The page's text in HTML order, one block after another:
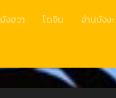
มังฮวา โดจิน อ่านมังงะ